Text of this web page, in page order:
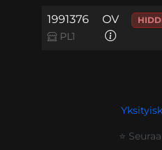
1991376
PL1
OV
⭐